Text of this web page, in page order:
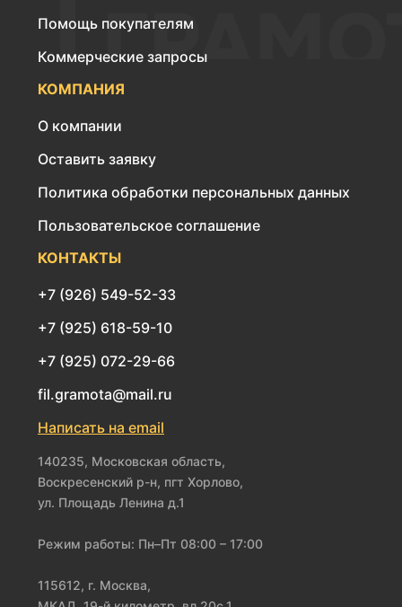
Помощь покупателям
Коммерческие запросы
КОМПАНИЯ
О компании
Оставить заявку
Политика обработки персональных данных
Пользовательское соглашение
КОНТАКТЫ
+7 (926) 549-52-33
+7 (925) 618-59-10
+7 (925) 072-29-66
fil.gramota@mail.ru
Написать на email
140235, Московская область,
Воскресенский р-н, пгт Хорлово,
ул. Площадь Ленина д.1
Режим работы: Пн–Пт 08:00 – 17:00
115612, г. Москва,